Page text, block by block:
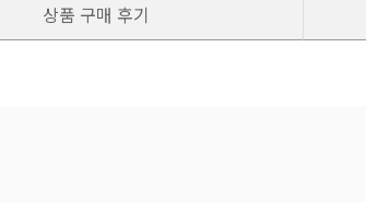
상품 구매 후기